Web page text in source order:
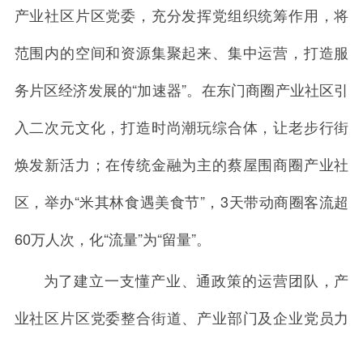
产业社区片区党委，充分发挥党组织统筹作用，将
范围内的空间和资源集聚起来、集中运营，打造服
务片区经济发展的“加速器”。在东门商圈产业社区引
入二次元文化，打造时尚潮玩综合体，让老步行街
焕发新活力；在传统金融为主的蔡屋围商圈产业社
区，举办“米其林食遇美食节”，3天带动商圈客流超
60万人次，化“流量”为“留量”。
为了建立一支懂产业、通政策的运营团队，产
业社区片区党委整合街道、产业部门及企业党员力